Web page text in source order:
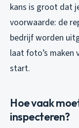
kans is groot dat
voorwaarde: de
bedrijf worden
laat foto’s maken
start.
Hoe vaak
inspecteren?